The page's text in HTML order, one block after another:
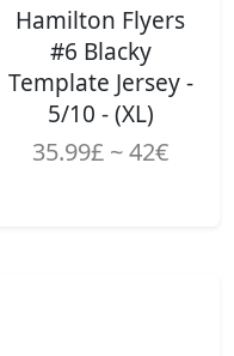
Hamilton Flyers
#6 Blacky
Template Jersey -
5/10 - (XL)
35.99£ ~ 42€